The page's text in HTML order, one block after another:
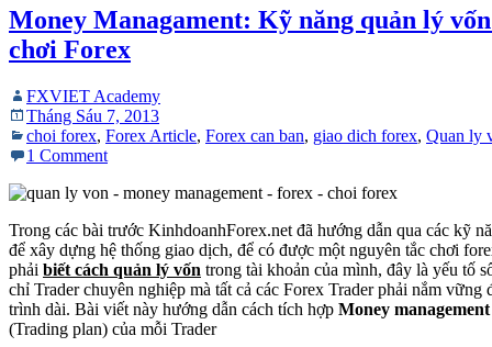
Money Managament: Kỹ năng quản lý
chơi Forex
FXVIET Academy
Tháng Sáu 7, 2013
choi forex, Forex Article, Forex can ban, giao dich forex, Quan ly
1 Comment
Trong các bài trước KinhdoanhForex.net đã hướng dẫn qua các kỹ
để xây dựng hệ thống giao dịch, để có được một nguyên tắc chơi
phải biết cách quản lý vốn trong tài khoản của mình, đây là yếu tố
chỉ Trader chuyên nghiệp mà tất cả các Forex Trader phải nắm vững
trình dài. Bài viết này hướng dẫn cách tích hợp Money management
(Trading plan) của mỗi Trader